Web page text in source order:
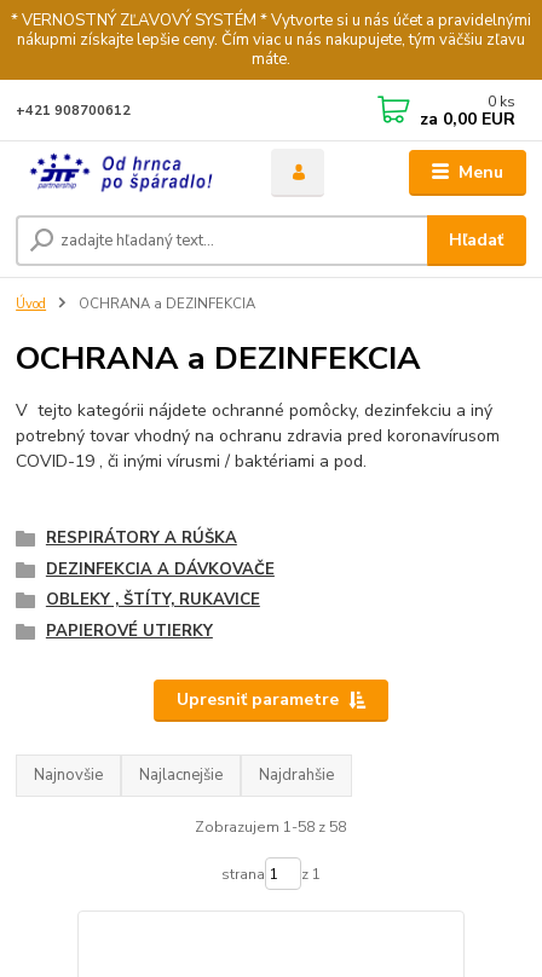
* VERNOSTNÝ ZĽAVOVÝ SYSTÉM * Vytvorte si u nás účet a pravidelnými
nákupmi získajte lepšie ceny. Čím viac u nás nakupujete, tým väčšiu zľavu
máte.
Menu
Hľadať
+421 908700612 0 ks
za 0,00 EUR
Úvod OCHRANA a DEZINFEKCIA
OCHRANA a DEZINFEKCIA
V tejto kategórii nájdete ochranné pomôcky, dezinfekciu a iný
potrebný tovar vhodný na ochranu zdravia pred koronavírusom
COVID-19 , či inými vírusmi / baktériami a pod.
RESPIRÁTORY A RÚŠKA
DEZINFEKCIA A DÁVKOVAČE
OBLEKY , ŠTÍTY, RUKAVICE
PAPIEROVÉ UTIERKY
Upresniť parametre
Najnovšie Najlacnejšie Najdrahšie
Zobrazujem 1-58 z 58
strana z 1